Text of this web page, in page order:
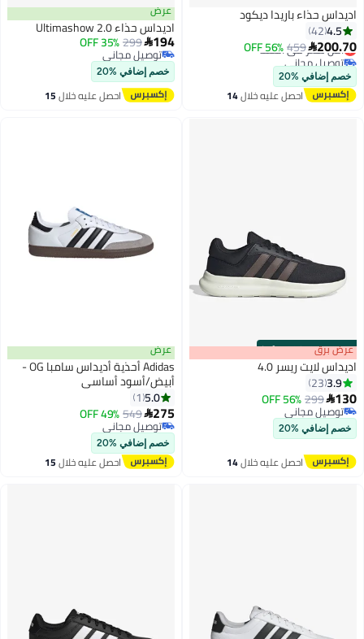
6
اديداس حذاء باريدا ديكود
4.5
42
200.70
459
56% OFF
أقل سعر في السنة
توصيل مجاني
أقل سعر في السنة
خصم إضافي %20
احصل عليه خلال14
عرض
اديداس حذاء Ultimashow 2.0
194
299
35% OFF
توصيل مجاني
توصيل مجاني
خصم إضافي %20
احصل عليه خلال15
00m:00s
·
100% Left عرض برق
اديداس لايت ريسر 4.0
3.9
23
130
299
56% OFF
توصيل مجاني
توصيل مجاني
خصم إضافي %20
احصل عليه خلال14
عرض
Adidas أحذية أديداس سامبا OG -
أبيض/أسود أساسي
5.0
1
275
549
49% OFF
توصيل مجاني
توصيل مجاني
خصم إضافي %20
احصل عليه خلال15